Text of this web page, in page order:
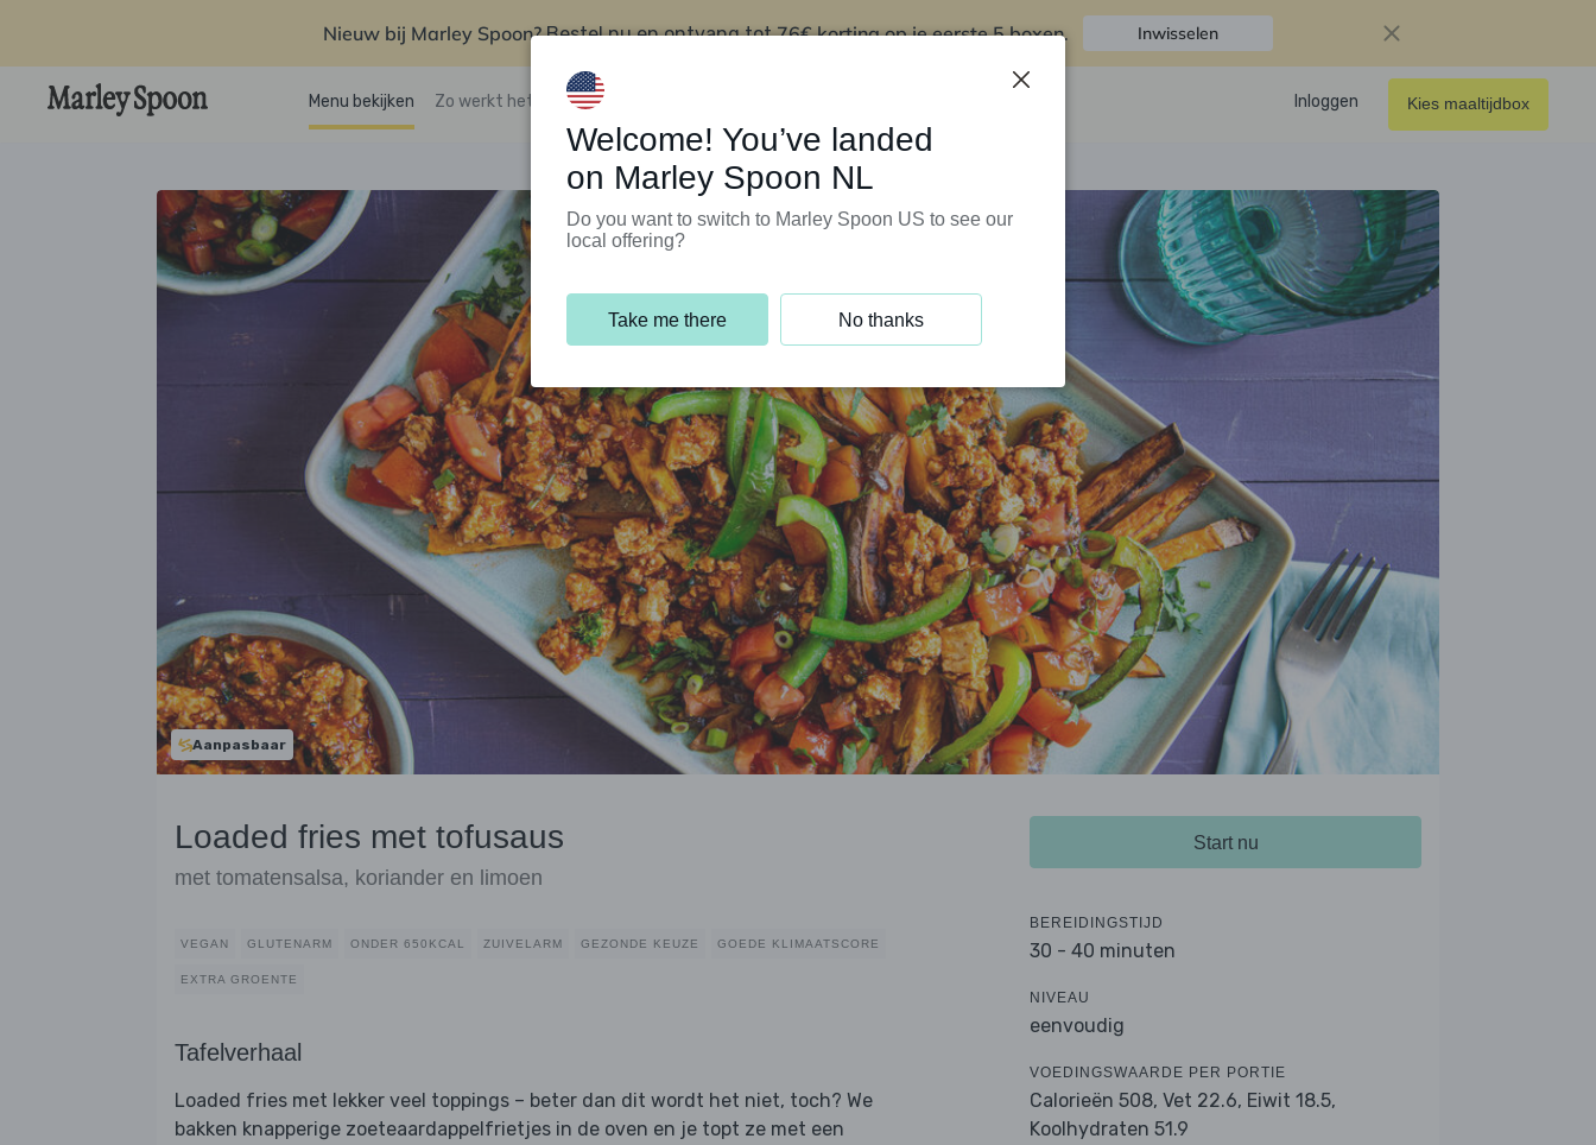
Nieuw bij Marley Spoon?Bestel nu en ontvang tot76€ korting op je eerste 5 boxen. Inwisselen
Menu bekijken Zo werkt het Klantenservice Inloggen Kies maaltijdbox
Aanpasbaar
Loaded fries met tofusaus
met tomatensalsa, koriander en limoen
VEGAN GLUTENARM ONDER 650KCAL ZUIVELARM GEZONDE KEUZE GOEDE KLIMAATSCORE
EXTRA GROENTE
Tafelverhaal
Loaded fries met lekker veel toppings – beter dan dit wordt het niet, toch? We
bakken knapperige zoeteaardappelfrietjes in de oven en je topt ze met een
Start nu
BEREIDINGSTIJD
30 - 40 minuten
NIVEAU
eenvoudig
VOEDINGSWAARDE PER PORTIE
Calorieën 508, Vet 22.6, Eiwit 18.5,
Koolhydraten 51.9
Welcome! You’ve landed
on Marley Spoon NL
Do you want to switch to Marley Spoon US to see our
local offering?
Take me there No thanks